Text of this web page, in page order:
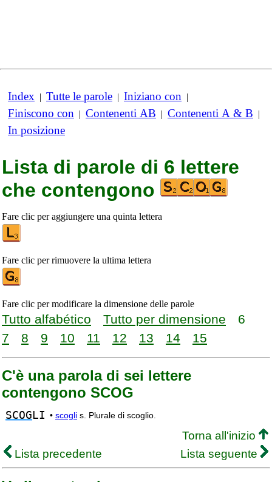
Index | Tutte le parole | Iniziano con |
Finiscono con | Contenenti AB | Contenenti A & B |
In posizione
Lista di parole di 6 lettere
che contengono
Fare clic per aggiungere una quinta lettera
Fare clic per rimuovere la ultima lettera
Fare clic per modificare la dimensione delle parole
Tutto alfabético Tutto per dimensione
6
7
8 9 10 11 12 13 14 15
C'è una parola di sei lettere
contengono SCOG
SCOG LI • scogli s. Plurale di scoglio.
Torna all'inizio
Lista precedente
Lista seguente